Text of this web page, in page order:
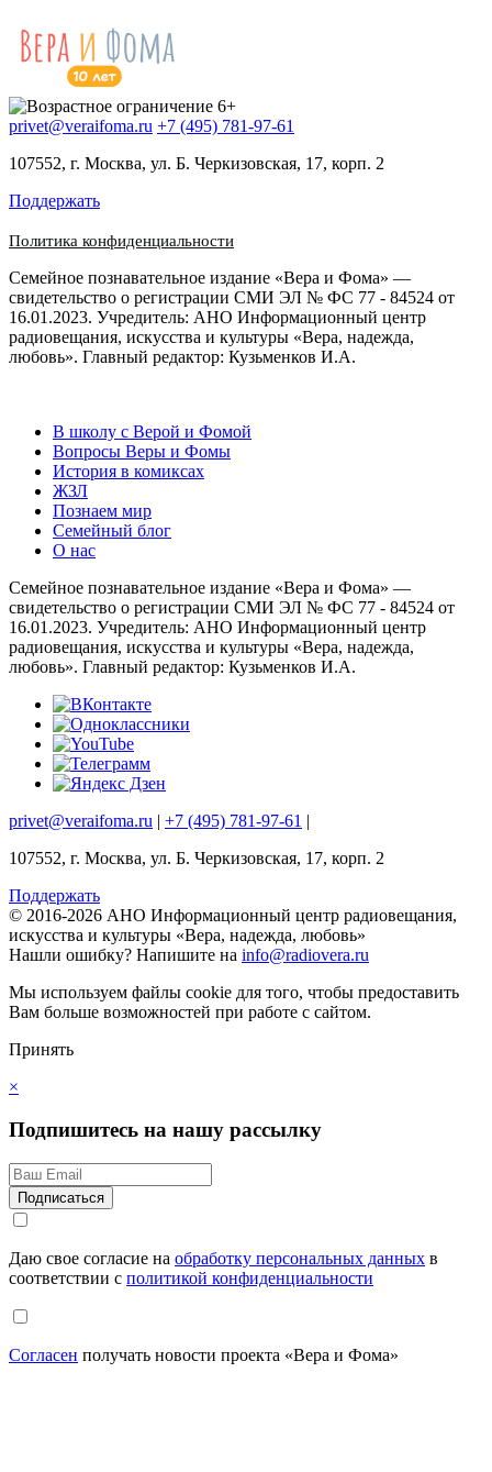
privet@veraifoma.ru +7 (495) 781-97-61
107552, г. Москва, ул. Б. Черкизовская, 17, корп. 2
Поддержать
Политика конфиденциальности
Семейное познавательное издание «Вера и Фома» —
свидетельство о регистрации СМИ ЭЛ № ФС 77 - 84524 от
16.01.2023. Учредитель: АНО Информационный центр
радиовещания, искусства и культуры «Вера, надежда,
любовь». Главный редактор: Кузьменков И.А.
В школу с Верой и Фомой
Вопросы Веры и Фомы
История в комиксах
ЖЗЛ
Познаем мир
Семейный блог
О нас
Семейное познавательное издание «Вера и Фома» —
свидетельство о регистрации СМИ ЭЛ № ФС 77 - 84524 от
16.01.2023. Учредитель: АНО Информационный центр
радиовещания, искусства и культуры «Вера, надежда,
любовь». Главный редактор: Кузьменков И.А.
privet@veraifoma.ru +7 (495) 781-97-61
107552, г. Москва, ул. Б. Черкизовская, 17, корп. 2
Поддержать
© 2016-2026 АНО Информационный центр радиовещания,
искусства и культуры «Вера, надежда, любовь»
Нашли ошибку? Напишите на info@radiovera.ru
Мы используем файлы cookie для того, чтобы предоставить
Вам больше возможностей при работе с сайтом.
Принять
×
Подпишитесь на нашу рассылку
Даю свое согласие на обработку персональных данных в
соответствии с политикой конфиденциальности
Согласен получать новости проекта «Вера и Фома»